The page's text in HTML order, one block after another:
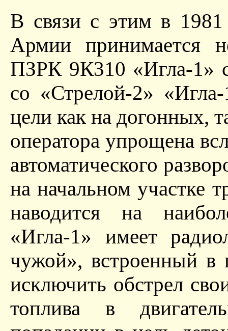
В связи с этим в 1981
Армии принимается
ПЗРК 9К310 «Игла-1»
со «Стрелой-2»
цели как на догонных,
оператора упрощена
автоматического
на начальном участке
наводится на
«Игла-1» имеет
чужой», встроенный в
исключить обстрел
топлива в